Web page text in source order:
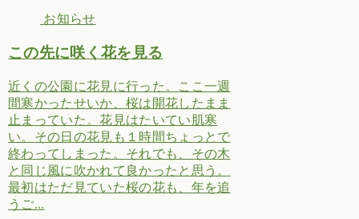
お知らせ
この先に咲く花を見る
近くの公園に花見に行った。ここ一週
間寒かったせいか、桜は開花したまま
止まっていた。花見はたいてい肌寒
い。その日の花見も１時間ちょっとで
終わってしまった。それでも、その木
と同じ風に吹かれて良かったと思う。
最初はただ見ていた桜の花も、年を追
うご...